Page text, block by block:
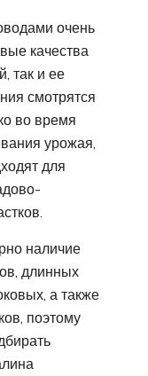
очень
качества
так и ее
смотрятся
во время
урожая,
для
наличие
длинных
а также
поэтому